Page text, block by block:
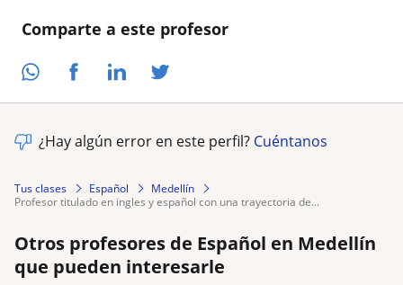
Comparte a este profesor
¿Hay algún error en este perfil? Cuéntanos
Tus clases Español
Medellín
profesor titulado en ingles y español con una trayectoria de...
Otros profesores de Español en Medellín
que pueden interesarle